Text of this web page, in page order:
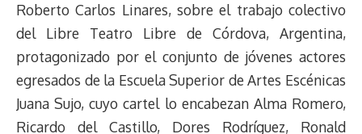
Roberto Carlos Linares, sobre el trabajo colectivo
del Libre Teatro Libre de Córdova, Argentina,
protagonizado por el conjunto de jóvenes actores
egresados de la Escuela Superior de Artes Escénicas
Juana Sujo, cuyo cartel lo encabezan Alma Romero,
Ricardo del Castillo, Dores Rodríguez, Ronald